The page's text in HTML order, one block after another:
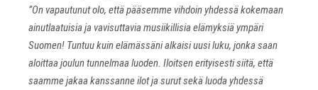
”On vapautunut olo, että pääsemme vihdoin yhdessä kokemaan
ainutlaatuisia ja vavisuttavia musiikillisia elämyksiä ympäri
Suomen! Tuntuu kuin elämässäni alkaisi uusi luku, jonka saan
aloittaa joulun tunnelmaa luoden. Iloitsen erityisesti siitä, että
saamme jakaa kanssanne ilot ja surut sekä luoda yhdessä